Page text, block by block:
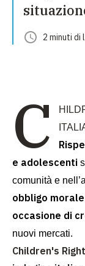
2 minuti di
C
e adolescenti
comunità e
obbligo
occasione di
nuovi mercati.
Children's